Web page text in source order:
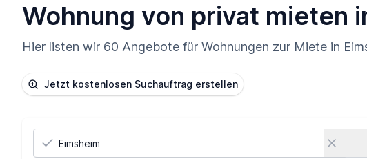
Wohnung von privat mieten
Hier listen wir 60 Angebote für Wohnungen zur Miete in
Jetzt kostenlosen Suchauftrag erstellen